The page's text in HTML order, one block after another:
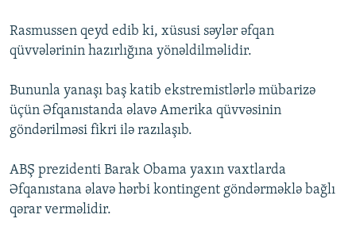
FOTOQALEREYA
KARIKATURA
OXU ZALI
İSLAM VƏ DEMOKRATIYA
İZ - MƏDƏNIYYƏT PROQRAMI
HAQQIMIZDA
PEŞƏ ETIKASI VƏ JURNALISTIKA STANDARTLARIMIZ
MATERIALLARIMIZDAN ISTIFADƏ
BIZIMLƏ ƏLAQƏ
XƏBƏR BÜLLETENLƏRIMIZ
BIZI IZLƏ
RFE/RL-in bütün saytları
Rasmussen qeyd edib ki, xüsusi səylər əfqan
qüvvələrinin hazırlığına yönəldilməlidir.
Bununla yanaşı baş katib ekstremistlərlə mübarizə
üçün Əfqanıstanda əlavə Amerika qüvvəsinin
göndərilməsi fikri ilə razılaşıb.
ABŞ prezidenti Barak Obama yaxın vaxtlarda
Əfqanıstana əlavə hərbi kontingent göndərməklə bağlı
qərar verməlidir.